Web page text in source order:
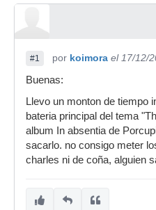
#1 por koimora el 17/12/
Buenas:
Llevo un monton de tiempo
bateria principal del tema
album In absentia de
sacarlo. no consigo meter
charles ni de coña, alguien